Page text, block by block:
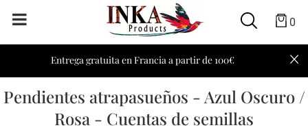
0
Entrega gratuita en Francia a partir de 100€
Pendientes atrapasueños - Azul Oscuro /
Rosa - Cuentas de semillas